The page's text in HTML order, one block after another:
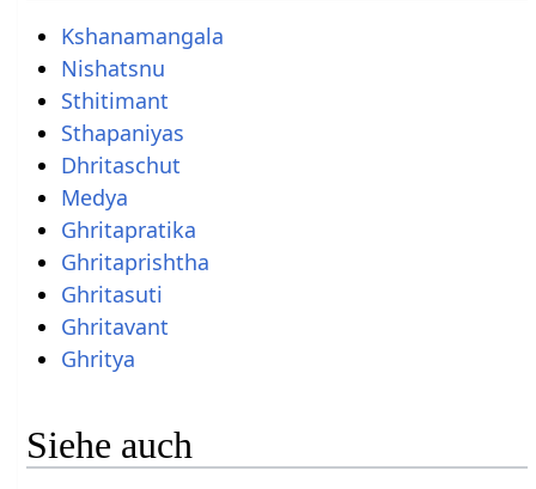
Kshanamangala
Nishatsnu
Sthitimant
Sthapaniyas
Dhritaschut
Medya
Ghritapratika
Ghritaprishtha
Ghritasuti
Ghritavant
Ghritya
Siehe auch